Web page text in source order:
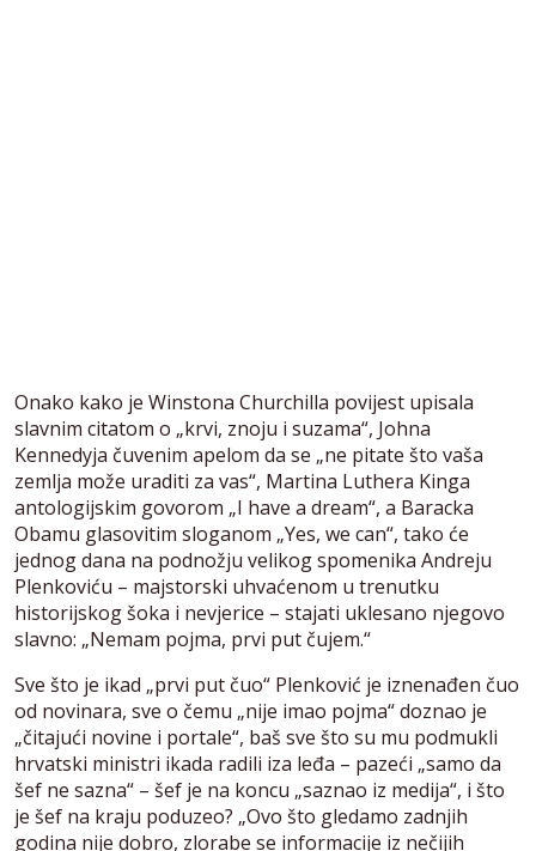
Onako kako je Winstona Churchilla povijest upisala
slavnim citatom o „krvi, znoju i suzama“, Johna
Kennedyja čuvenim apelom da se „ne pitate što vaša
zemlja može uraditi za vas“, Martina Luthera Kinga
antologijskim govorom „I have a dream“, a Baracka
Obamu glasovitim sloganom „Yes, we can“, tako će
jednog dana na podnožju velikog spomenika Andreju
Plenkoviću – majstorski uhvaćenom u trenutku
historijskog šoka i nevjerice – stajati uklesano njegovo
slavno: „Nemam pojma, prvi put čujem.“
Sve što je ikad „prvi put čuo“ Plenković je iznenađen čuo
od novinara, sve o čemu „nije imao pojma“ doznao je
„čitajući novine i portale“, baš sve što su mu podmukli
hrvatski ministri ikada radili iza leđa – pazeći „samo da
šef ne sazna“ – šef je na koncu „saznao iz medija“, i što
je šef na kraju poduzeo? „Ovo što gledamo zadnjih
godina nije dobro, zlorabe se informacije iz nečijih